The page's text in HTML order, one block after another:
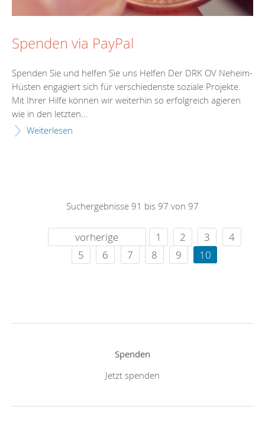
Spenden via PayPal
Spenden Sie und helfen Sie uns Helfen Der DRK OV Neheim-
Hüsten engagiert sich für verschiedenste soziale Projekte.
Mit Ihrer Hilfe können wir weiterhin so erfolgreich agieren
wie in den letzten...
Weiterlesen
Suchergebnisse 91 bis 97 von 97
vorherige 1 2 3
4
5
6 7 8 9 10
Spenden
Jetzt spenden